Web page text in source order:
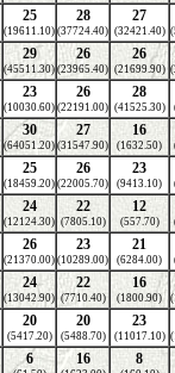
25
(19611.10)
28
(37724.40)
27
(32421.40)
29
(45511.30)
26
(23965.40)
26
(21699.90)
23
(10030.60)
26
(22191.00)
28
(41525.30)
30
(64051.20)
27
(31547.90)
16
(1632.50)
25
(18459.20)
26
(22005.70)
23
(9413.10)
24
(12124.30)
22
(7805.10)
12
(557.70)
26
(21370.00)
23
(10289.00)
21
(6284.00)
24
(13042.90)
22
(7710.40)
16
(1800.90)
20
(5417.20)
20
(5488.70)
23
(11017.10)
6 16 8